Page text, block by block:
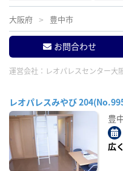
大阪府 豊中市
お問合わせ
運営会社： レオパレスセンター大
レオパレスみやび
豊
広